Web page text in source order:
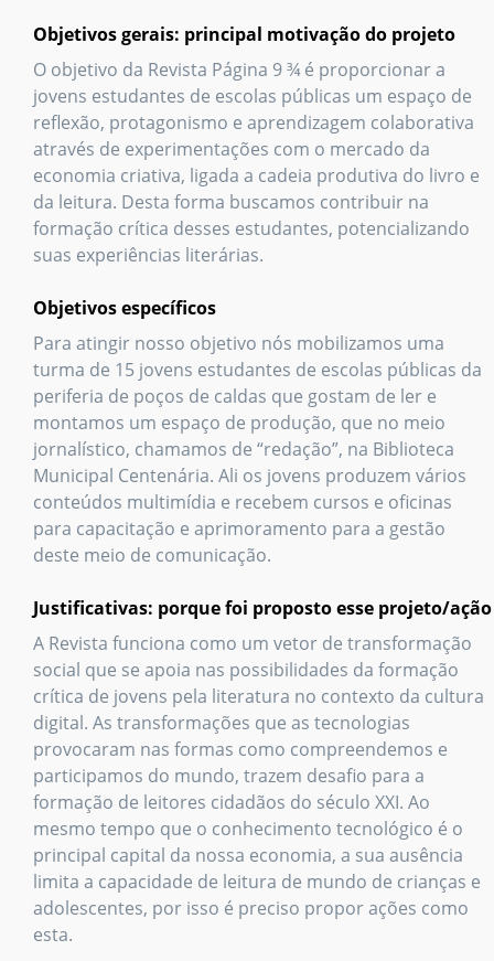
Objetivos gerais: principal motivação do projeto
O objetivo da Revista Página 9 ¾ é proporcionar a
jovens estudantes de escolas públicas um espaço de
reflexão, protagonismo e aprendizagem colaborativa
através de experimentações com o mercado da
economia criativa, ligada a cadeia produtiva do livro e
da leitura. Desta forma buscamos contribuir na
formação crítica desses estudantes, potencializando
suas experiências literárias.
Objetivos específicos
Para atingir nosso objetivo nós mobilizamos uma
turma de 15 jovens estudantes de escolas públicas da
periferia de poços de caldas que gostam de ler e
montamos um espaço de produção, que no meio
jornalístico, chamamos de “redação”, na Biblioteca
Municipal Centenária. Ali os jovens produzem vários
conteúdos multimídia e recebem cursos e oficinas
para capacitação e aprimoramento para a gestão
deste meio de comunicação.
Justificativas: porque foi proposto esse projeto/ação
A Revista funciona como um vetor de transformação
social que se apoia nas possibilidades da formação
crítica de jovens pela literatura no contexto da cultura
digital. As transformações que as tecnologias
provocaram nas formas como compreendemos e
participamos do mundo, trazem desafio para a
formação de leitores cidadãos do século XXI. Ao
mesmo tempo que o conhecimento tecnológico é o
principal capital da nossa economia, a sua ausência
limita a capacidade de leitura de mundo de crianças e
adolescentes, por isso é preciso propor ações como
esta.